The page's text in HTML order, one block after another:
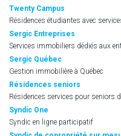
Twenty Campus
Résidences étudiantes avec
Sergic Entreprises
Services immobiliers dédiés aux
Sergic Québec
Gestion immobilière à Québec
Résidences seniors
Résidences services pour seniors
Syndic One
Syndic en ligne participatif